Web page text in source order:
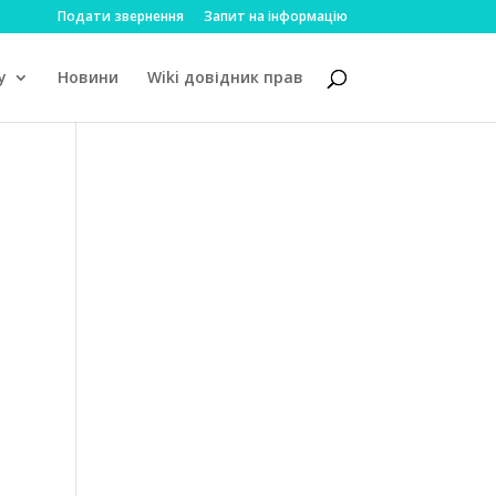
Подати звернення Запит на інформацію
Новини Wiki довідник прав